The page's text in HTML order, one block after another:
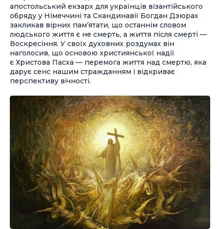
апостольський екзарх для українців візантійського
обряду у Німеччині та Скандинавії Богдан Дзюрах
закликав вірних пам’ятати, що останнім словом
людського життя є не смерть, а життя після смерті —
Воскресіння. У своїх духовних роздумах він
наголосив, що основою християнської надії
є Христова Пасха — перемога життя над смертю, яка
дарує сенс нашим стражданням і відкриває
перспективу вічності.